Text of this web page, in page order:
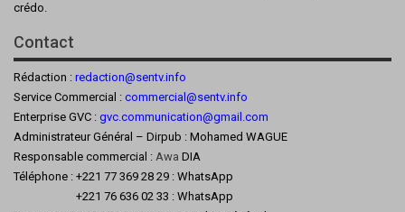
crédo.
Contact
Rédaction : redaction@sentv.info
Service Commercial : commercial@sentv.info
Enterprise GVC : gvc.communication@gmail.com
Administrateur Général – Dirpub : Mohamed WAGUE
Responsable commercial : Awa DIA
Téléphone : +221 77 369 28 29 : WhatsApp
+221 76 636 02 33 : WhatsApp